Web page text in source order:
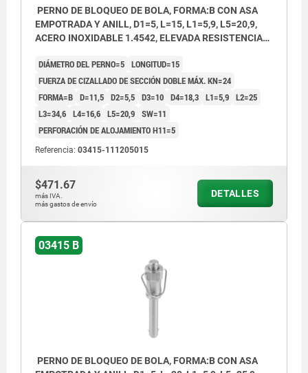
PERNO DE BLOQUEO DE BOLA, FORMA:B CON ASA
EMPOTRADA Y ANILL, D1=5, L=15, L1=5,9, L5=20,9,
ACERO INOXIDABLE 1.4542, ELEVADA RESISTENCIA
DIÁMETRO DEL PERNO=5 LONGITUD=15
FUERZA DE CIZALLADO DE SECCIÓN DOBLE MÁX. KN=24
FORMA=B D=11,5 D2=5,5 D3=10 D4=18,3 L1=5,9 L2=25
L3=34,6 L4=16,6 L5=20,9 SW=11
PERFORACIÓN DE ALOJAMIENTO H11=5
Referencia: 03415-111205015
$471.67
más IVA.
más gastos de envío
DETALLES
03415 B
PERNO DE BLOQUEO DE BOLA, FORMA:B CON ASA